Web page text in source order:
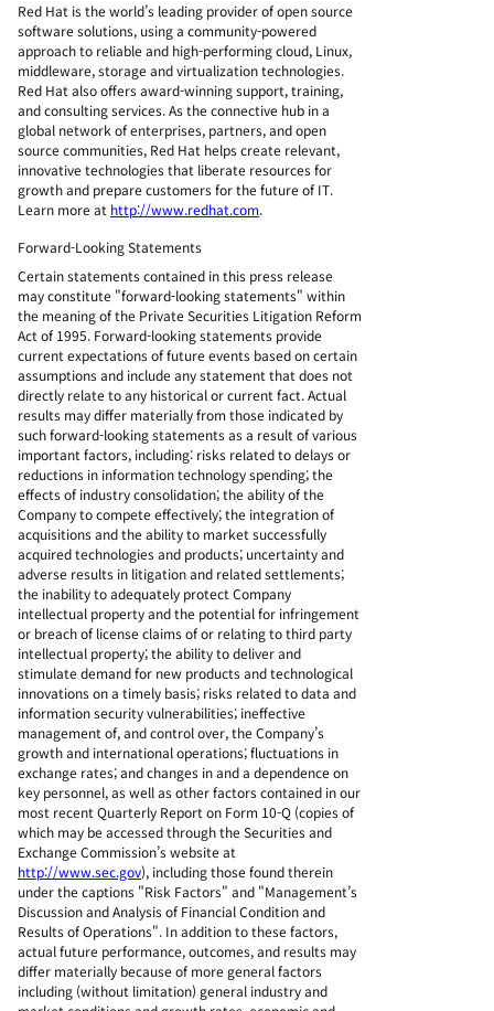
Red Hat is the world’s leading provider of open source
software solutions, using a community-powered
approach to reliable and high-performing cloud, Linux,
middleware, storage and virtualization technologies.
Red Hat also offers award-winning support, training,
and consulting services. As the connective hub in a
global network of enterprises, partners, and open
source communities, Red Hat helps create relevant,
innovative technologies that liberate resources for
growth and prepare customers for the future of IT.
Learn more at http://www.redhat.com.
Forward-Looking Statements
Certain statements contained in this press release
may constitute "forward-looking statements" within
the meaning of the Private Securities Litigation Reform
Act of 1995. Forward-looking statements provide
current expectations of future events based on certain
assumptions and include any statement that does not
directly relate to any historical or current fact. Actual
results may differ materially from those indicated by
such forward-looking statements as a result of various
important factors, including: risks related to delays or
reductions in information technology spending; the
effects of industry consolidation; the ability of the
Company to compete effectively; the integration of
acquisitions and the ability to market successfully
acquired technologies and products; uncertainty and
adverse results in litigation and related settlements;
the inability to adequately protect Company
intellectual property and the potential for infringement
or breach of license claims of or relating to third party
intellectual property; the ability to deliver and
stimulate demand for new products and technological
innovations on a timely basis; risks related to data and
information security vulnerabilities; ineffective
management of, and control over, the Company’s
growth and international operations; fluctuations in
exchange rates; and changes in and a dependence on
key personnel, as well as other factors contained in our
most recent Quarterly Report on Form 10-Q (copies of
which may be accessed through the Securities and
Exchange Commission’s website at
http://www.sec.gov), including those found therein
under the captions "Risk Factors" and "Management’s
Discussion and Analysis of Financial Condition and
Results of Operations". In addition to these factors,
actual future performance, outcomes, and results may
differ materially because of more general factors
including (without limitation) general industry and